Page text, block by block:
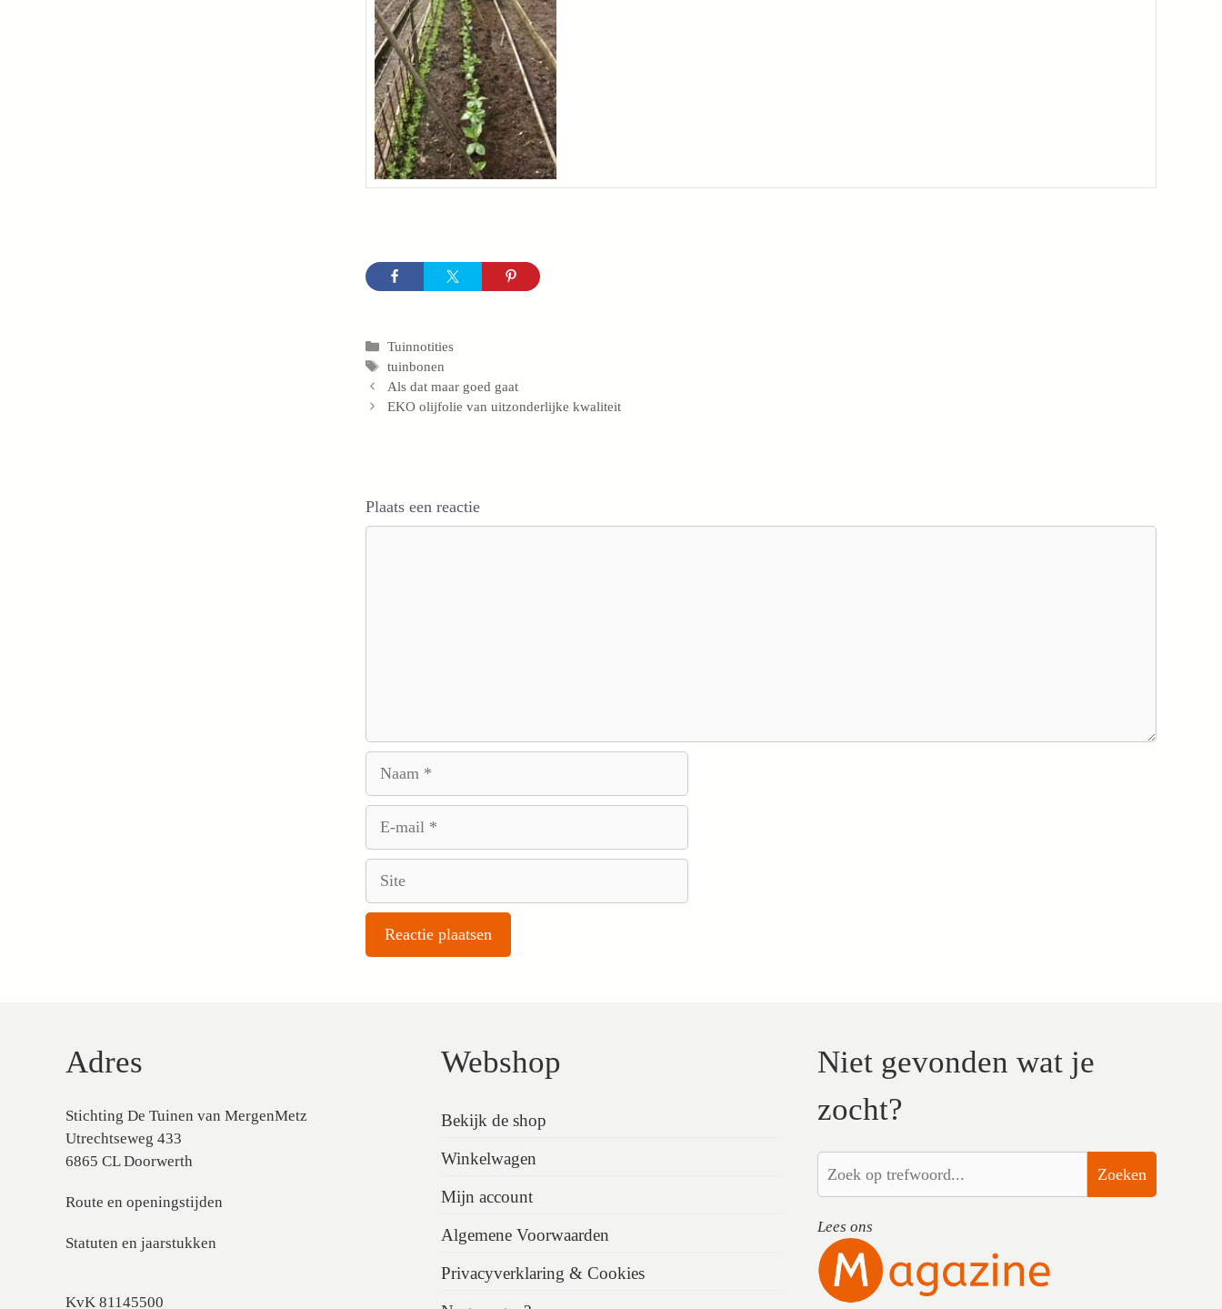
Categorieën
Tuinnotities
Tags
tuinbonen
Als dat maar goed gaat
EKO olijfolie van uitzonderlijke kwaliteit
Plaats een reactie
Adres
Stichting De Tuinen van MergenMetz
Utrechtseweg 433
6865 CL Doorwerth
Route en openingstijden
Statuten en jaarstukken
KvK 81145500
Webshop
Bekijk de shop
Winkelwagen
Mijn account
Algemene Voorwaarden
Privacyverklaring & Cookies
Niet gevonden wat je
zocht?
Zoeken
Lees ons